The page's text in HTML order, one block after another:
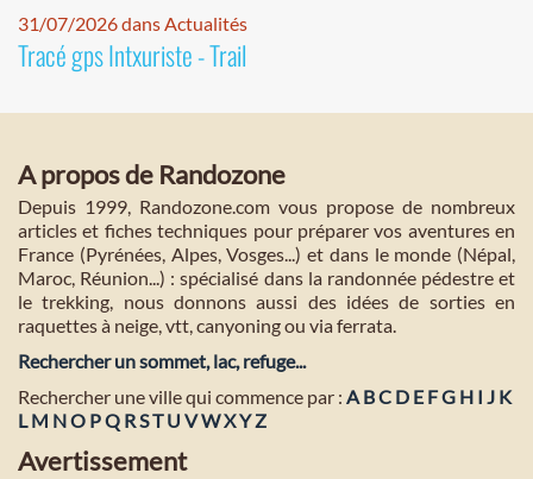
31/07/2026 dans Actualités
Tracé gps Intxuriste - Trail
A propos de Randozone
Depuis 1999, Randozone.com vous propose de nombreux
articles et fiches techniques pour préparer vos aventures en
France (Pyrénées, Alpes, Vosges...) et dans le monde (Népal,
Maroc, Réunion...) : spécialisé dans la randonnée pédestre et
le trekking, nous donnons aussi des idées de sorties en
raquettes à neige, vtt, canyoning ou via ferrata.
Rechercher un sommet, lac, refuge...
Rechercher une ville qui commence par : A BC D E FG H I J K
L M NO PQ R ST U VWXY Z
Avertissement